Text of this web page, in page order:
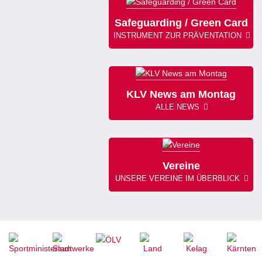
Safeguarding / Green Card
INSTRUMENT ZUR PRÄVENTATION
KLV News am Montag
ALLE NEWS
Vereine
UNSERE VEREINE IM ÜBERBLICK